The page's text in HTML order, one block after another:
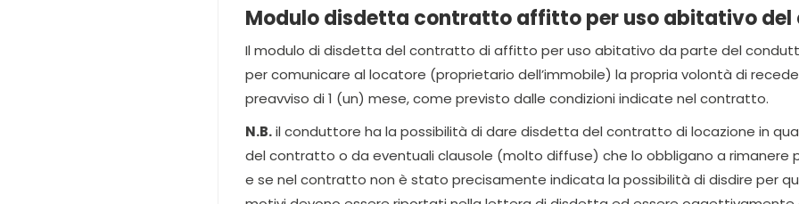
Modulo disdetta contratto affitto per uso abitativo del
Il modulo di disdetta del contratto di affitto per uso abitativo da parte del
per comunicare al locatore (proprietario dell’immobile) la propria volontà di
preavviso di 1 (un) mese, come previsto dalle condizioni indicate nel contratto.
N.B.il conduttore ha la possibilità di dare disdetta del contratto di locazione in
del contratto o da eventuali clausole (molto diffuse) che lo obbligano a rimanere
e se nel contratto non è stato precisamente indicata la possibilità di disdire per